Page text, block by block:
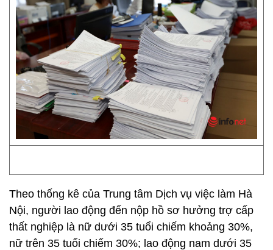
Theo thống kê của Trung tâm Dịch vụ việc làm Hà
Nội, người lao động đến nộp hồ sơ hưởng trợ cấp
thất nghiệp là nữ dưới 35 tuổi chiếm khoảng 30%,
nữ trên 35 tuổi chiếm 30%; lao động nam dưới 35